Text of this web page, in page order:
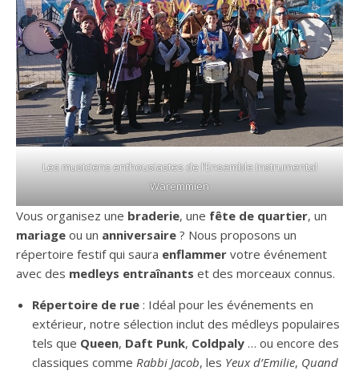
Les musiciens enthousiastes de l’Ensemble Instrumental
Waremmien
Vous organisez une braderie, une fête de quartier, un
mariage ou un anniversaire ? Nous proposons un
répertoire festif qui saura enflammer votre événement
avec des medleys entraînants et des morceaux connus.
Répertoire de rue : Idéal pour les événements en
extérieur, notre sélection inclut des médleys populaires
tels que Queen, Daft Punk, Coldpaly … ou encore des
classiques comme Rabbi Jacob, les Yeux d’Emilie, Quand